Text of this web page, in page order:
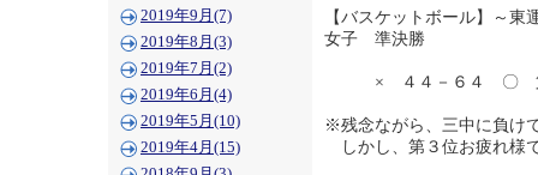
2019年9月(7)
2019年8月(3)
2019年7月(2)
2019年6月(4)
2019年5月(10)
2019年4月(15)
【バスケットボール】～東
女子 準決勝
× ４４－６４ 〇
※残念ながら、三中に負け
しかし、第３位お疲れ様